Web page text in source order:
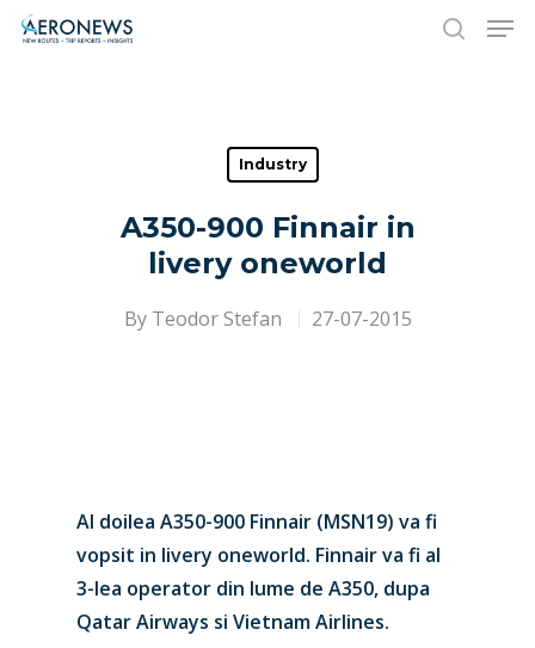
Hit enter to search or ESC to close
Industry
A350-900 Finnair in
livery oneworld
By Teodor Stefan 27-07-2015
Al doilea A350-900 Finnair (MSN19) va fi
vopsit in livery oneworld. Finnair va fi al
3-lea operator din lume de A350, dupa
Qatar Airways si Vietnam Airlines.